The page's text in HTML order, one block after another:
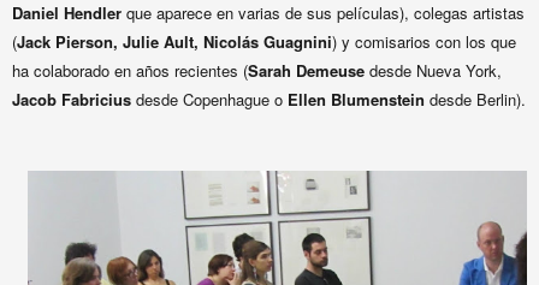
Daniel Hendler que aparece en varias de sus películas), colegas artistas
(Jack Pierson, Julie Ault, Nicolás Guagnini) y comisarios con los que
ha colaborado en años recientes (Sarah Demeuse desde Nueva York,
Jacob Fabricius desde Copenhague o Ellen Blumenstein desde Berlin).